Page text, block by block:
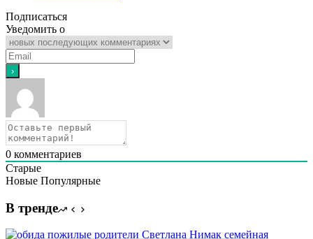
Подписаться
Уведомить о
0 комментариев
Старые
Новые Популярные
В тренде